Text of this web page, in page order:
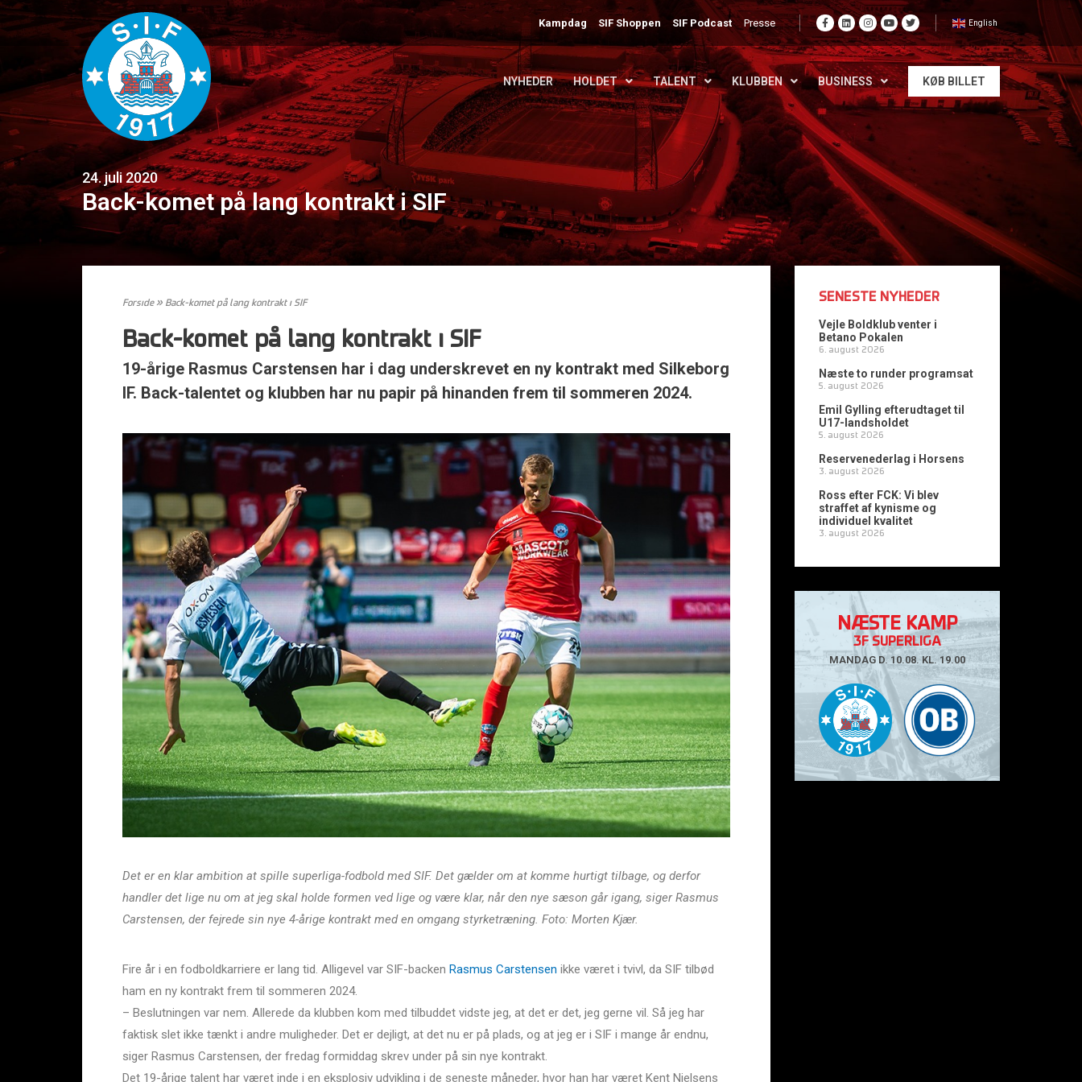
Kampdag SIF Shoppen SIF Podcast Presse English
NYHEDER HOLDET TALENT KLUBBEN BUSINESS KØB BILLET
24. juli 2020
Back-komet på lang kontrakt i SIF
Forside» Back-komet på lang kontrakt i SIF
Back-komet på lang kontrakt i SIF
19-årige Rasmus Carstensen har i dag underskrevet en ny kontrakt med Silkeborg
IF. Back-talentet og klubben har nu papir på hinanden frem til sommeren 2024.
Det er en klar ambition at spille superliga-fodbold med SIF. Det gælder om at komme hurtigt tilbage, og derfor
handler det lige nu om at jeg skal holde formen ved lige og være klar, når den nye sæson går igang, siger Rasmus
Carstensen, der fejrede sin nye 4-årige kontrakt med en omgang styrketræning. Foto: Morten Kjær.
Fire år i en fodboldkarriere er lang tid. Alligevel var SIF-backen Rasmus Carstensen ikke været i tvivl, da SIF tilbød
ham en ny kontrakt frem til sommeren 2024.
– Beslutningen var nem. Allerede da klubben kom med tilbuddet vidste jeg, at det er det, jeg gerne vil. Så jeg har
faktisk slet ikke tænkt i andre muligheder. Det er dejligt, at det nu er på plads, og at jeg er i SIF i mange år endnu,
siger Rasmus Carstensen, der fredag formiddag skrev under på sin nye kontrakt.
Det 19-årige talent har været inde i en eksplosiv udvikling i de seneste måneder, hvor han har været Kent Nielsens
SENESTE NYHEDER
Vejle Boldklub venter i
Betano Pokalen
6. august 2026
Næste to runder programsat
5. august 2026
Emil Gylling efterudtaget til
U17-landsholdet
5. august 2026
Reservenederlag i Horsens
3. august 2026
Ross efter FCK: Vi blev
straffet af kynisme og
individuel kvalitet
3. august 2026
NÆSTE KAMP
3F SUPERLIGA
MANDAG D. 10.08. KL. 19.00